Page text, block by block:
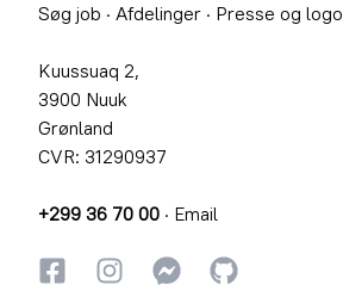
Søg job · Afdelinger · Presse og logo
Kuussuaq 2,
3900 Nuuk
Grønland
CVR: 31290937
+299 36 70 00 · Email
FacebookInstagramInstagram
GitHub